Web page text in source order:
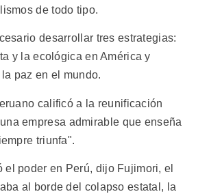
de todo tipo.
desarrollar tres estrategias:
y la ecológica en América y
paz en el mundo.
calificó a la reunificación
empresa admirable que enseña
triunfa".
el poder en Perú, dijo Fujimori, el
al borde del colapso estatal, la